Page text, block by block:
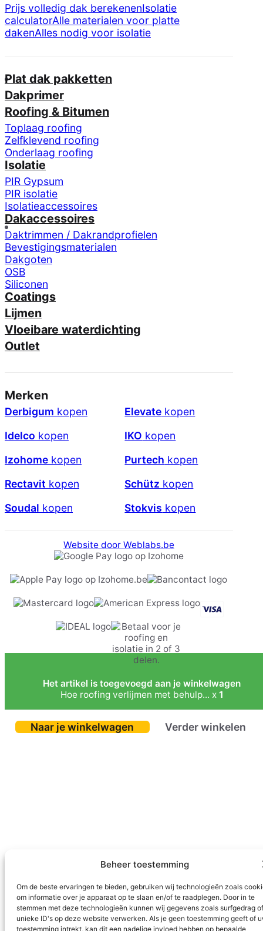
Beheer toestemming
Om de beste ervaringen te bieden, gebruiken wij technologieën zoals
om informatie over je apparaat op te slaan en/of te raadplegen. Door in te
stemmen met deze technologieën kunnen wij gegevens zoals surfgedrag of
unieke ID's op deze website verwerken. Als je geen toestemming geeft of
toestemming intrekt, kan dit een nadelige invloed hebben op bepaalde
Prijs volledig dak berekenenIsolatie
calculatorAlle materialen voor platte
dakenAlles nodig voor isolatie
Plat dak pakketten
Dakprimer
Roofing & Bitumen
Toplaag roofing
Zelfklevend roofing
Onderlaag roofing
Isolatie
PIR Gypsum
PIR isolatie
Isolatieaccessoires
Dakaccessoires
Daktrimmen / Dakrandprofielen
Bevestigingsmaterialen
Dakgoten
OSB
Siliconen
Coatings
Lijmen
Vloeibare waterdichting
Outlet
Merken
Derbigum kopen Elevate kopen
Idelco kopen IKO kopen
Izohome kopen Purtech kopen
Rectavit kopen Schütz kopen
Soudal kopen Stokvis kopen
Website door Weblabs.be
Het artikel is toegevoegd aan je winkelwagen
Hoe roofing verlijmen met behulp... x 1
Naar je winkelwagen Verder winkelen